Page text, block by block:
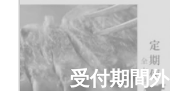
受付期間外